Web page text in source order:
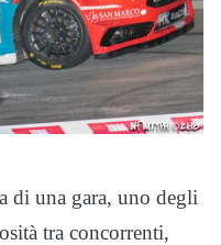
di una gara, uno degli
tra concorrenti,